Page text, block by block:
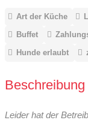
Art der Küche
Buffet
Hunde erlaubt
Leider hat der